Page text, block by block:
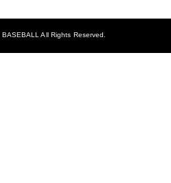
All Rights Reserved.